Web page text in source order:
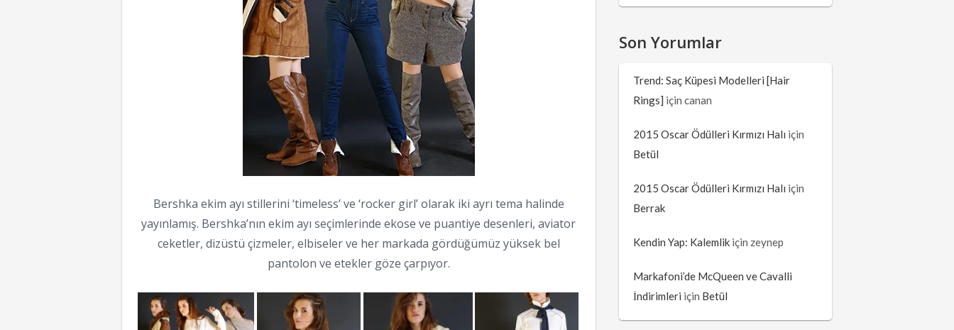
Bershka ekim ayı stillerini ‘timeless’ ve ‘rocker girl’ olarak iki ayrı tema halinde
yayınlamış. Bershka’nın ekim ayı seçimlerinde ekose ve puantiye desenleri, aviator
ceketler, dizüstü çizmeler, elbiseler ve her markada gördüğümüz yüksek bel
pantolon ve etekler göze çarpıyor.
Son Yorumlar
Trend: Saç Küpesi Modelleri [Hair
Rings] için canan
2015 Oscar Ödülleri Kırmızı Halı için
Betül
2015 Oscar Ödülleri Kırmızı Halı için
Berrak
Kendin Yap: Kalemlik için zeynep
Markafoni’de McQueen ve Cavalli
İndirimleri için Betül